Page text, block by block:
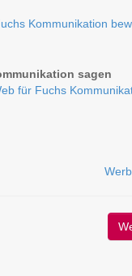
Kommunikation
sagen
für Fuchs